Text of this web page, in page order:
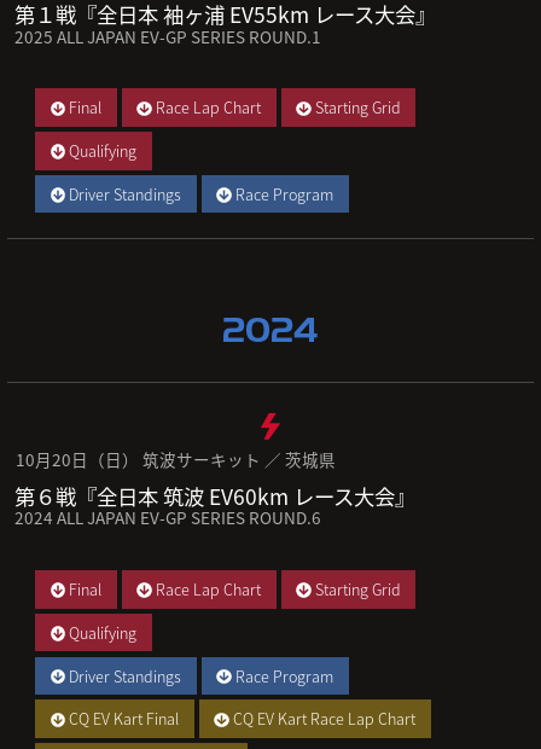
第１戦『全日本 袖ヶ浦 EV55km レース大会』
2025 ALL JAPAN EV-GP SERIES ROUND.1
Final Race Lap Chart
Starting Grid
Qualifying
Driver Standings
Race Program
2024
10月20日（日） 筑波サーキット ／ 茨城県
第６戦『全日本 筑波 EV60km レース大会』
2024 ALL JAPAN EV-GP SERIES ROUND.6
Final Race Lap Chart
Starting Grid
Qualifying
Driver Standings
Race Program
CQ EV Kart Final
CQ EV Kart Race Lap Chart